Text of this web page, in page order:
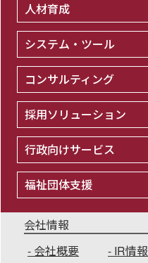
人材育成
システム・ツール
コンサルティング
採用ソリューション
行政向けサービス
福祉団体支援
会社情報
会社概要
IR情報